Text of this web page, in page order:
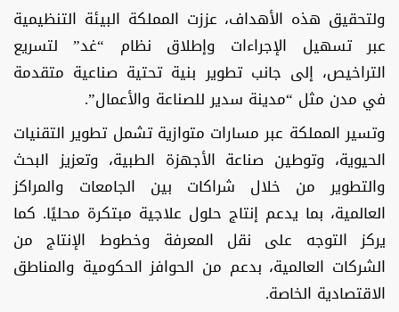
ولتحقيق هذه الأهداف، عززت المملكة البيئة التنظيمية
عبر تسهيل الإجراءات وإطلاق نظام “غد” لتسريع
التراخيص، إلى جانب تطوير بنية تحتية صناعية متقدمة
في مدن مثل “مدينة سدير للصناعة والأعمال”.
وتسير المملكة عبر مسارات متوازية تشمل تطوير التقنيات
الحيوية، وتوطين صناعة الأجهزة الطبية، وتعزيز البحث
والتطوير من خلال شراكات بين الجامعات والمراكز
العالمية، بما يدعم إنتاج حلول علاجية مبتكرة محليًا. كما
يركز التوجه على نقل المعرفة وخطوط الإنتاج من
الشركات العالمية، بدعم من الحوافز الحكومية والمناطق
الاقتصادية الخاصة.